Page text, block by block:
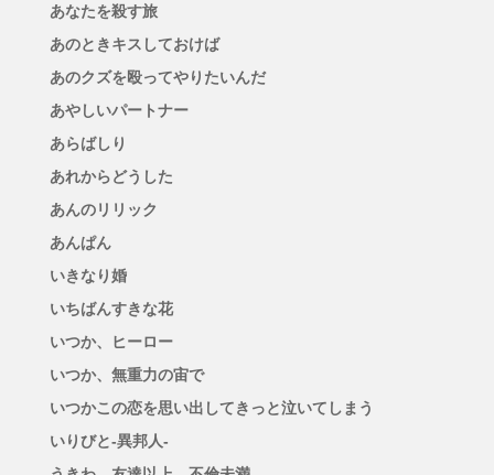
あなたを殺す旅
あのときキスしておけば
あのクズを殴ってやりたいんだ
あやしいパートナー
あらばしり
あれからどうした
あんのリリック
あんぱん
いきなり婚
いちばんすきな花
いつか、ヒーロー
いつか、無重力の宙で
いつかこの恋を思い出してきっと泣いてしまう
いりびと-異邦人-